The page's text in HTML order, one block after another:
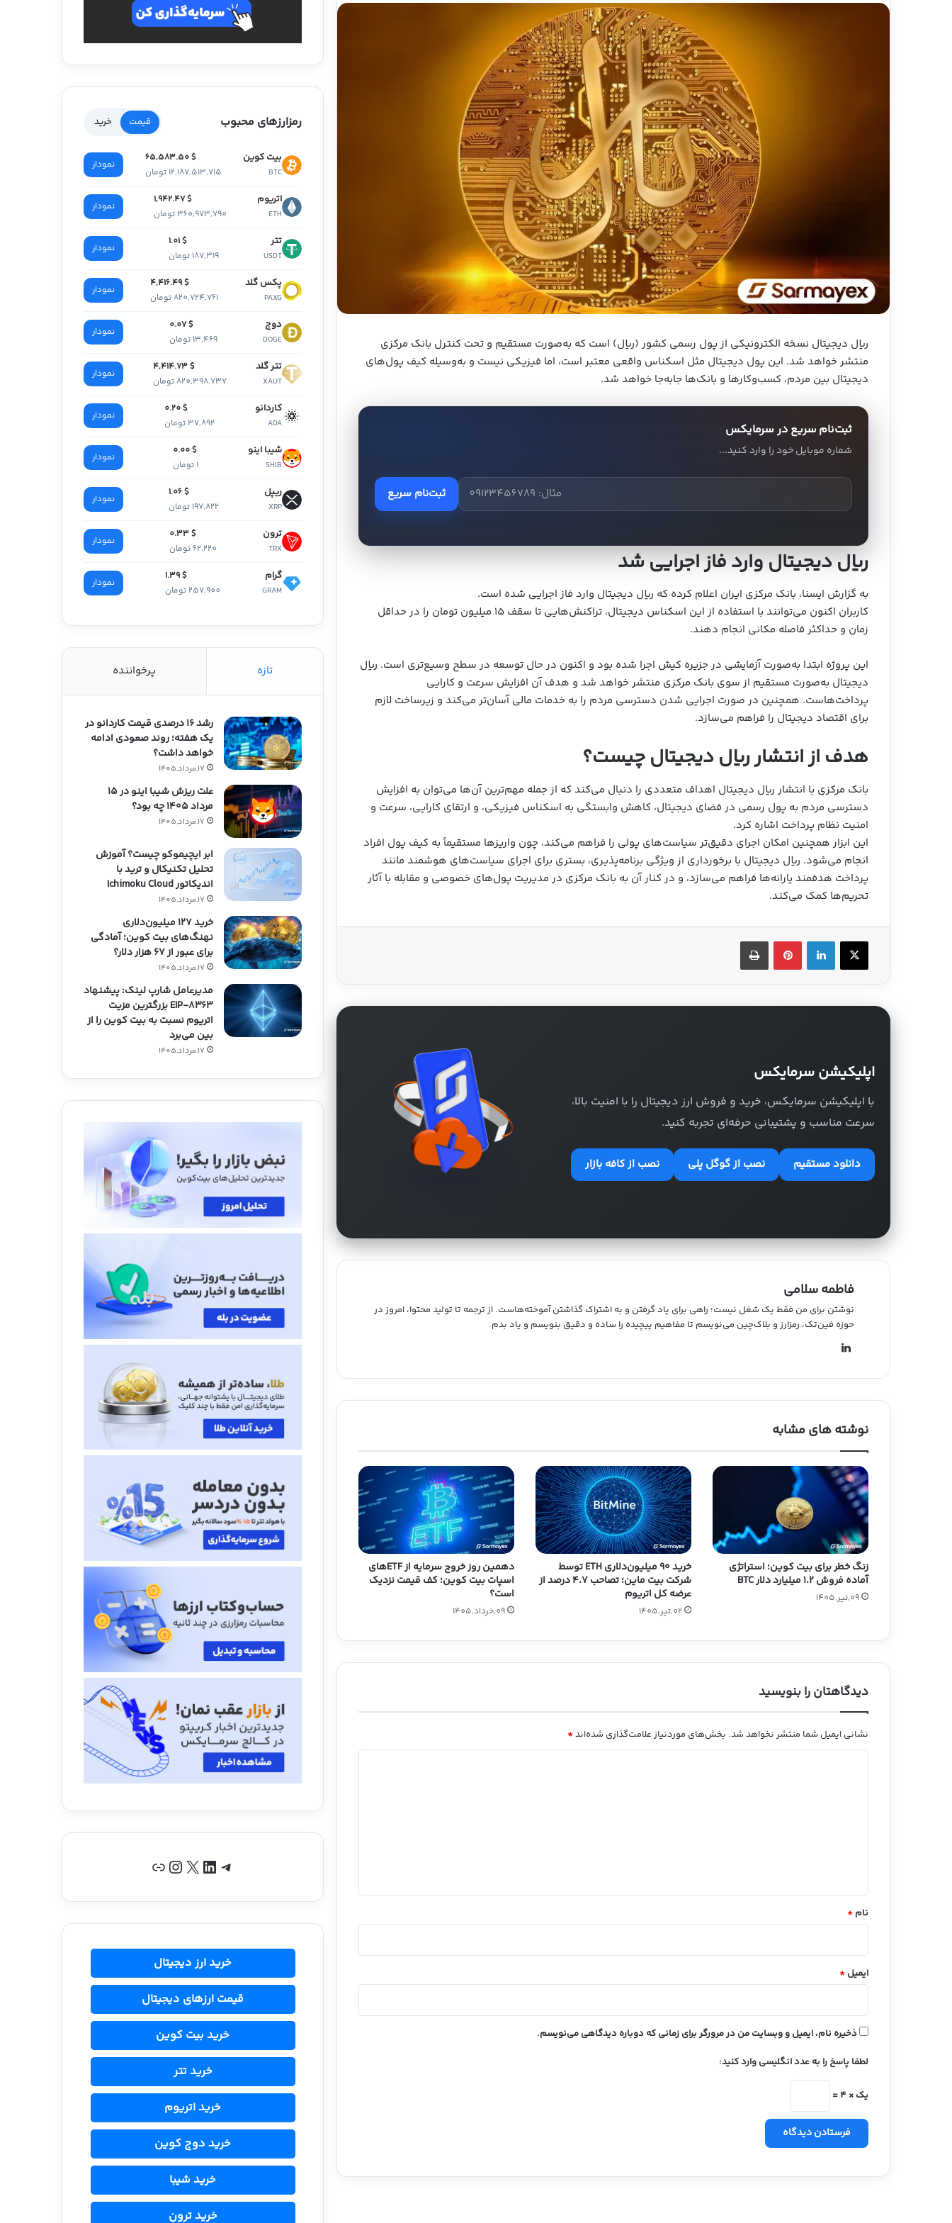
ریال دیجیتال نسخه الکترونیکی از پول رسمی کشور (ریال) است که به‌صورت مستقیم و تحت کنترل بانک مرکزی
منتشر خواهد شد. این پول دیجیتال مثل اسکناس واقعی معتبر است، اما فیزیکی نیست و به‌وسیله کیف‌ پول‌های
دیجیتال بین مردم، کسب‌وکارها و بانک‌ها جابه‌جا خواهد شد.
ثبت‌نام سریع در سرمایکس
شماره موبایل خود را وارد کنید...
ثبت‌نام سریع
ریال دیجیتال وارد فاز اجرایی شد
به گزارش ایسنا، بانک مرکزی ایران اعلام کرده که ریال دیجیتال وارد فاز اجرایی شده است.
کاربران اکنون می‌توانند با استفاده از این اسکناس دیجیتال، تراکنش‌هایی تا سقف ۱۵ میلیون تومان را در حداقل
زمان و حداکثر فاصله مکانی انجام دهند.
این پروژه ابتدا به‌صورت آزمایشی در جزیره کیش اجرا شده بود و اکنون در حال توسعه در سطح وسیع‌تری است. ریال
دیجیتال به‌صورت مستقیم از سوی بانک مرکزی منتشر خواهد شد و هدف آن افزایش سرعت و کارایی
پرداخت‌هاست. همچنین در صورت اجرایی شدن دسترسی مردم را به خدمات مالی آسان‌تر می‌کند و زیرساخت لازم
برای اقتصاد دیجیتال را فراهم می‌سازد.
هدف از انتشار ریال دیجیتال چیست؟
بانک مرکزی با انتشار ریال دیجیتال اهداف متعددی را دنبال می‌کند که از جمله مهم‌ترین آن‌ها می‌توان به افزایش
دسترسی مردم به پول رسمی در فضای دیجیتال، کاهش وابستگی به اسکناس فیزیکی، و ارتقای کارایی، سرعت و
امنیت نظام پرداخت اشاره کرد.
این ابزار همچنین امکان اجرای دقیق‌تر سیاست‌های پولی را فراهم می‌کند، چون واریزها مستقیماً به کیف پول افراد
انجام می‌شود. ریال دیجیتال با برخورداری از ویژگی برنامه‌پذیری، بستری برای اجرای سیاست‌های هوشمند مانند
پرداخت هدفمند یارانه‌ها فراهم می‌سازد، و در کنار آن به بانک مرکزی در مدیریت پول‌های خصوصی و مقابله با آثار
تحریم‌ها کمک می‌کند.
X لینکدین ‫پین‌ترست
اپلیکیشن سرمایکس
با اپلیکیشن سرمایکس، خرید و فروش ارز دیجیتال را با امنیت بالا،
سرعت مناسب و پشتیبانی حرفه‌ای تجربه کنید.
دانلود مستقیم نصب از گوگل پلی نصب از کافه بازار
فاطمه سلامی
نوشتن برای من فقط یک شغل نیست؛ راهی برای یاد گرفتن و به اشتراک گذاشتن آموخته‌هاست. از ترجمه تا تولید محتوا، امروز در
حوزه فین‌تک، رمزارز و بلاک‌چین می‌نویسم تا مفاهیم پیچیده را ساده و دقیق بنویسم و یاد بدم.
ین
نوشته های مشابه
زنگ خطر برای بیت کوین؛ استراتژی
آماده فروش ۱.۲ میلیارد دلار BTC
09,تیر,1405
خرید ۹۰ میلیون‌دلاری ETH توسط
شرکت بیت ماین؛ تصاحب ۴.۷ درصد از
عرضه کل اتریوم
02,تیر,1405
دهمین روز خروج سرمایه از ETFهای
اسپات بیت کوین؛ کف قیمت نزدیک
است؟
09,خرداد,1405
دیدگاهتان را بنویسید
نشانی ایمیل شما منتشر نخواهد شد. بخش‌های موردنیاز علامت‌گذاری شده‌اند*
نام *
ایمیل *
ذخیره نام، ایمیل و وبسایت من در مرورگر برای زمانی که دوباره دیدگاهی می‌نویسم.
لطفا پاسخ را به عدد انگلیسی وارد کنید:
یک × 4 =
رمزارزهای محبوب قیمت خرید
بیت کوین
BTC
$ 65,583.50
12,187,513,715 تومان
نمودار
اتریوم
ETH
$ 1,942.47
360,973,790 تومان
نمودار
تتر
USDT
$ 1.01
187,319 تومان
نمودار
پکس گلد
PAXG
$ 4,416.49
820,724,761 تومان
نمودار
دوج
DOGE
$ 0.07
13,469 تومان
نمودار
تتر گلد
XAUT
$ 4,414.73
820,398,737 تومان
نمودار
کاردانو
ADA
$ 0.20
37,892 تومان
نمودار
شیبا اینو
SHIB
$ 0.00
1 تومان
نمودار
ریپل
XRP
$ 1.06
197,822 تومان
نمودار
ترون
TRX
$ 0.33
62,220 تومان
نمودار
گرام
GRAM
$ 1.39
257,900 تومان
نمودار
تازه پرخواننده
رشد ۱۶ درصدی قیمت کاردانو در
یک هفته؛ روند صعودی ادامه
خواهد داشت؟
17,مرداد,1405
علت ریزش شیبا اینو در ۱۵
مرداد ۱۴۰۵ چه بود؟
17,مرداد,1405
ابر ایچیموکو چیست؟ آموزش
تحلیل تکنیکال و ترید با
اندیکاتور Ichimoku Cloud
17,مرداد,1405
خرید ۱۲۷ میلیون‌دلاری
نهنگ‌های بیت کوین؛ آمادگی
برای عبور از ۶۷ هزار دلار؟
17,مرداد,1405
مدیرعامل شارپ لینک: پیشنهاد
EIP-۸۳۶۳ بزرگترین مزیت
اتریوم نسبت به بیت کوین را از
بین می‌برد
17,مرداد,1405
تلگرام لینکداین X اینستاگرم پیوند
خرید ارز دیجیتال
قیمت ارزهای دیجیتال
خرید بیت کوین
خرید تتر
خرید اتریوم
خرید دوج کوین
خرید شیبا
خرید ترون